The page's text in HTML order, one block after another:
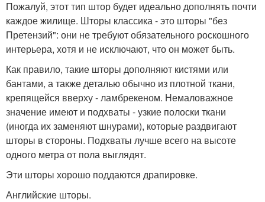
Пожалуй, этот тип штор будет идеально дополнять почти
каждое жилище. Шторы классика - это шторы "без
Претензий": они не требуют обязательного роскошного
интерьера, хотя и не исключают, что он может быть.
Как правило, такие шторы дополняют кистями или
бантами, а также деталью обычно из плотной ткани,
крепящейся вверху - ламбрекеном. Немаловажное
значение имеют и подхваты - узкие полоски ткани
(иногда их заменяют шнурами), которые раздвигают
шторы в стороны. Подхваты лучше всего на высоте
одного метра от пола выглядят.
Эти шторы хорошо поддаются драпировке.
Английские шторы.